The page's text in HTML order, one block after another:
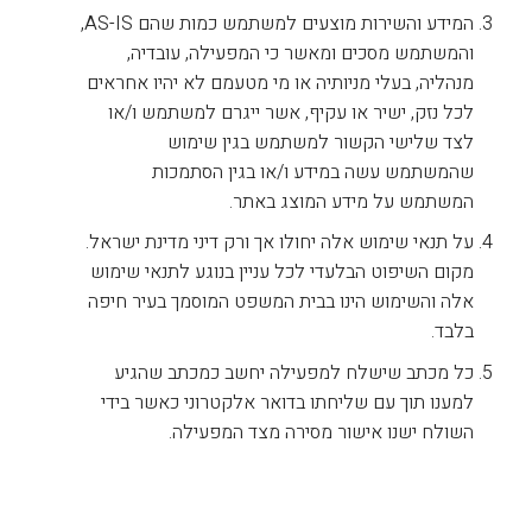
המידע והשירות מוצעים למשתמש כמות שהם AS-IS,
והמשתמש מסכים ומאשר כי המפעילה, עובדיה,
מנהליה, בעלי מניותיה או מי מטעמם לא יהיו אחראים
לכל נזק, ישיר או עקיף, אשר ייגרם למשתמש ו/או
לצד שלישי הקשור למשתמש בגין שימוש
שהמשתמש עשה במידע ו/או בגין הסתמכות
המשתמש על מידע המוצג באתר.
על תנאי שימוש אלה יחולו אך ורק דיני מדינת ישראל.
מקום השיפוט הבלעדי לכל עניין בנוגע לתנאי שימוש
אלה והשימוש הינו בבית המשפט המוסמך בעיר חיפה
בלבד.
כל מכתב שישלח למפעילה יחשב כמכתב שהגיע
למענו תוך עם שליחתו בדואר אלקטרוני כאשר בידי
השולח ישנו אישור מסירה מצד המפעילה.